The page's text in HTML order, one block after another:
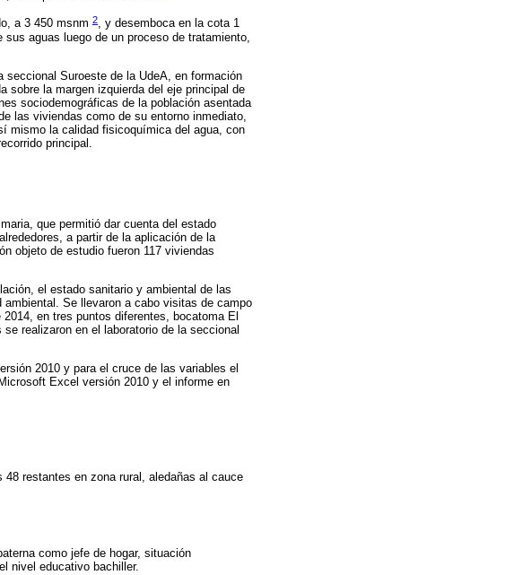
a 3 450 msnm 2, y desemboca en la cota 1
aguas luego de un proceso de tratamiento,
seccional Suroeste de la UdeA, en formación
sobre la margen izquierda del eje principal de
sociodemográficas de la población asentada
las viviendas como de su entorno inmediato,
mismo la calidad fisicoquímica del agua, con
principal.
que permitió dar cuenta del estado
a partir de la aplicación de la
objeto de estudio fueron 117 viviendas
el estado sanitario y ambiental de las
Se llevaron a cabo visitas de campo
en tres puntos diferentes, bocatoma El
realizaron en el laboratorio de la seccional
2010 y para el cruce de las variables el
Excel versión 2010 y el informe en
restantes en zona rural, aledañas al cauce
como jefe de hogar, situación
nivel educativo bachiller.